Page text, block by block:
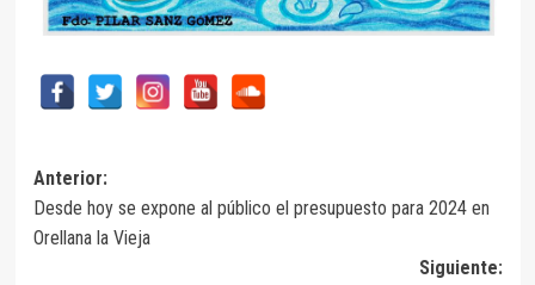
Navegación
de
entradas
Anterior:
Desde hoy se expone al público el presupuesto para 2024 en
Orellana la Vieja
Siguiente: